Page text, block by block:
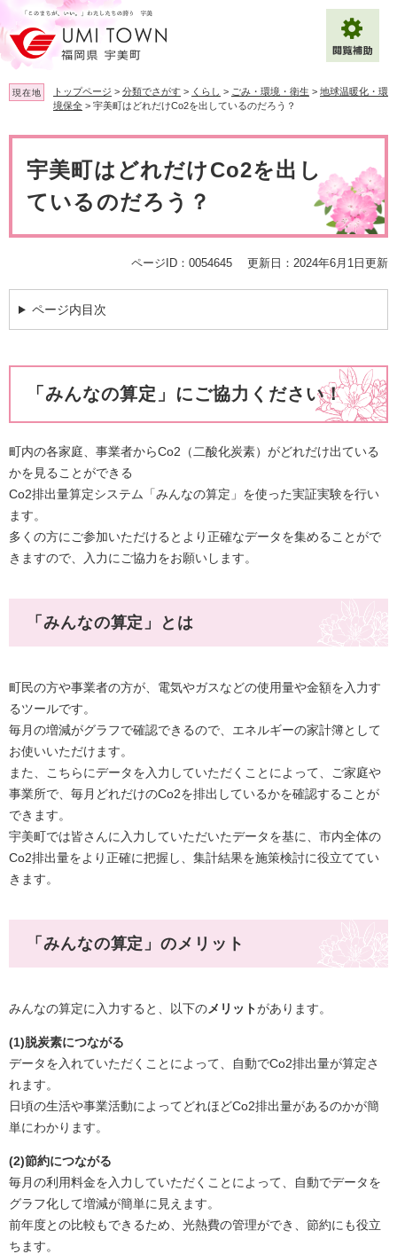
ー
ジ
の
先
頭
す
ニ
ュ
ー
を
飛
し
文字サイズ 標準 拡大
背景色変更 白 黒 青
Multilingual（English・中文・한글）
現在地 トップページ > 分類でさがす > くらし > ごみ・環境・衛生 > 地球温暖化・環
境保全 > 宇美町はどれだけCo2を出しているのだろう？
宇美町はどれだけCo2を出し
ているのだろう？
ページID：0054645 更新日：2024年6月1日更新
ページ内目次
「みんなの算定」にご協力ください！
町内の各家庭、事業者からCo2（二酸化炭素）がどれだけ出ている
かを見ることができる
Co2排出量算定システム「みんなの算定」を使った実証実験を行い
ます。
多くの方にご参加いただけるとより正確なデータを集めることがで
きますので、入力にご協力をお願いします。
「みんなの算定」とは
町民の方や事業者の方が、電気やガスなどの使用量や金額を入力す
るツールです。
毎月の増減がグラフで確認できるので、エネルギーの家計簿として
お使いいただけます。
また、こちらにデータを入力していただくことによって、ご家庭や
事業所で、毎月どれだけのCo2を排出しているかを確認することが
できます。
宇美町では皆さんに入力していただいたデータを基に、市内全体の
Co2排出量をより正確に把握し、集計結果を施策検討に役立ててい
きます。
「みんなの算定」のメリット
みんなの算定に入力すると、以下のメリットがあります。
(1)脱炭素につながる
データを入れていただくことによって、自動でCo2排出量が算定さ
れます。
日頃の生活や事業活動によってどれほどCo2排出量があるのかが簡
単にわかります。
(2)節約につながる
毎月の利用料金を入力していただくことによって、自動でデータを
グラフ化して増減が簡単に見えます。
前年度との比較もできるため、光熱費の管理ができ、節約にも役立
ちます。